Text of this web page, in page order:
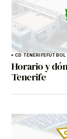
CD TENERIFEFÚTBOL
Horario y
Tenerife